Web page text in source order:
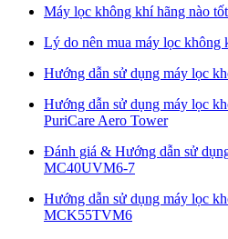
Máy lọc không khí hãng nào
Lý do nên mua máy lọc không
Hướng dẫn sử dụng máy lọc
Hướng dẫn sử dụng máy lọc
PuriCare Aero Tower
Đánh giá & Hướng dẫn sử
MC40UVM6-7
Hướng dẫn sử dụng máy lọc
MCK55TVM6